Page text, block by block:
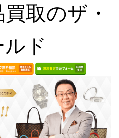
取のザ・
ド